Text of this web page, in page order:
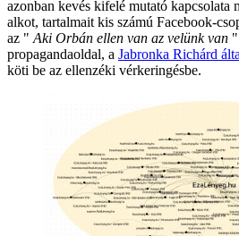
azonban kevés kifelé mutató kapcsolata
alkot, tartalmait kis számú Facebook-
az " Aki Orbán ellen van az velünk van
propagandaoldal, a Jabronka Richárd
köti be az ellenzéki vérkeringésbe.